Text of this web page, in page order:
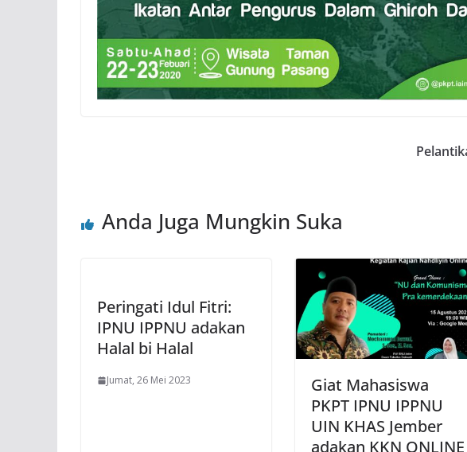
Anda Juga Mungkin Suka
Peringati Idul Fitri:
IPNU IPPNU adakan
Halal bi Halal
Jumat, 26 Mei 2023
Giat Mahasiswa
PKPT IPNU IPPNU
UIN KHAS Jember
adakan KKN ONLINE
Rabu, 20 Mei 2020 Mahasiswa Mengaji